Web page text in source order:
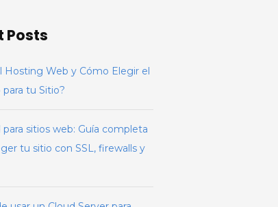
Posts
Hosting Web y Cómo Elegir el
tu Sitio?
para sitios web: Guía completa
tu sitio con SSL, firewalls y